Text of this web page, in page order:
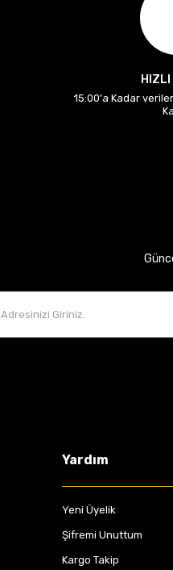
HIZLI
15:00'a Kadar
Yardım
Yeni Üyelik
Şifremi Unuttum
Kargo Takip